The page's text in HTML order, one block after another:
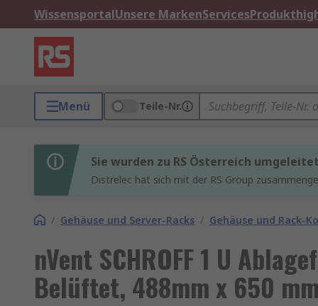
WissensportalUnsere MarkenServices
Menü Teile-Nr.
Sie wurden zu RS Österreich umgeleitet
Distrelec hat sich mit der RS Group
/ Gehäuse und Server-Racks / Gehäuse und Rack-
nVent SCHROFF 1 U
Belüftet, 488mm x 650